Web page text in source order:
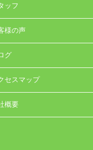
ッフ
様の声
グ
セスマップ
概要